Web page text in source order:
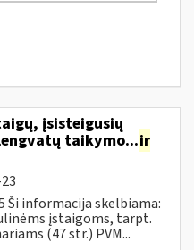
įsisteigusių
taikymo...ir
Ši informacija skelbiama:
įstaigoms, tarpt.
(47 str.) PVM...